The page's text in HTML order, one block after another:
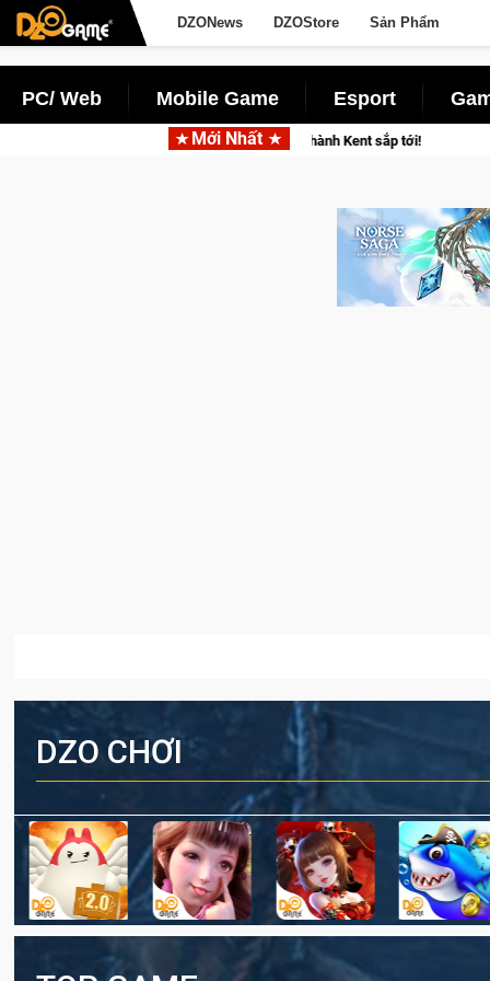
DZONews DZOStore Sản Phẩm
PC/ Web Mobile Game Esport
Mới Nhất
được Vương Quyền thành Kent sắp tới! CFVL 2026 Mùa
DZO CHƠI